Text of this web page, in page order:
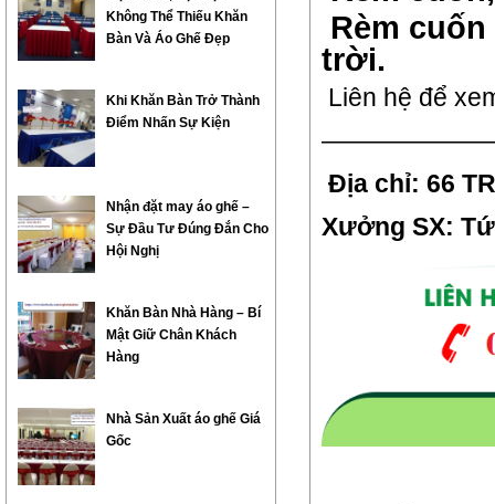
Rèm
trời.
Liên hệ để
Địa chỉ: 66
Xưởng SX:
Không Thể Thiếu Khăn
Bàn Và Áo Ghế Đẹp
Khi Khăn Bàn Trở Thành
Điểm Nhấn Sự Kiện
Nhận đặt may áo ghế –
Sự Đầu Tư Đúng Đắn Cho
Hội Nghị
Khăn Bàn Nhà Hàng – Bí
Mật Giữ Chân Khách
Hàng
Nhà Sản Xuất áo ghế Giá
Gốc